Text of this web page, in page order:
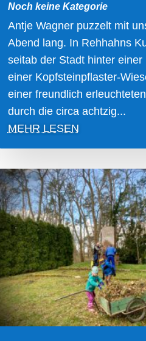
Noch keine Kategorie
Antje Wagner puzzelt mit
Abend lang. In Rehhahns
seitab der Stadt hinter einer
einer Kopfsteinpflaster-
einer freundlich
durch die circa achtzig...
MEHR LESEN